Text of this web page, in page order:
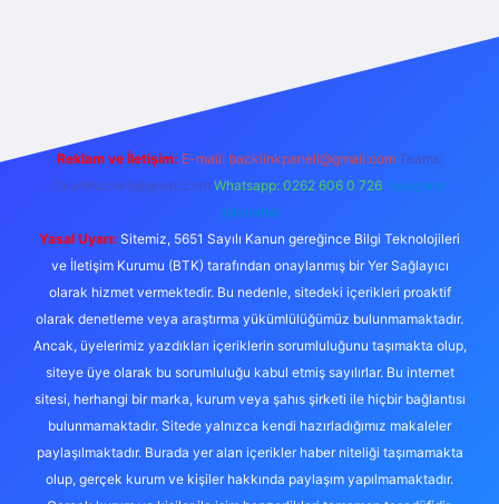
Reklam ve İletişim: E-mail: backlinkpaneli@gmail.com Teams:
forumhizmeti@gmail.com Whatsapp: 0262 606 0 726 Telegram:
@karabul
Yasal Uyarı: Sitemiz, 5651 Sayılı Kanun gereğince Bilgi Teknolojileri
ve İletişim Kurumu (BTK) tarafından onaylanmış bir Yer Sağlayıcı
olarak hizmet vermektedir. Bu nedenle, sitedeki içerikleri proaktif
olarak denetleme veya araştırma yükümlülüğümüz bulunmamaktadır.
Ancak, üyelerimiz yazdıkları içeriklerin sorumluluğunu taşımakta olup,
siteye üye olarak bu sorumluluğu kabul etmiş sayılırlar. Bu internet
sitesi, herhangi bir marka, kurum veya şahıs şirketi ile hiçbir bağlantısı
bulunmamaktadır. Sitede yalnızca kendi hazırladığımız makaleler
paylaşılmaktadır. Burada yer alan içerikler haber niteliği taşımamakta
olup, gerçek kurum ve kişiler hakkında paylaşım yapılmamaktadır.